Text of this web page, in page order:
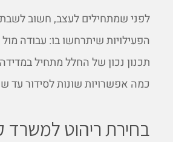
לפני שמתחילים לעצב, חשוב
הפעילויות שיתרחשו בו: עבודה
תכנון נכון של החלל מתחיל
כמה אפשרויות שונות לסידור
בחירת ריהוט למשרד